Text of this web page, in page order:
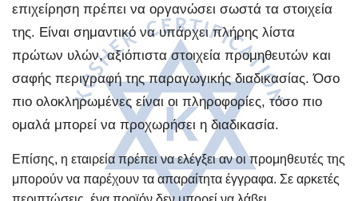
επιχείρηση πρέπει να οργανώσει σωστά τα στοιχεία
της. Είναι σημαντικό να υπάρχει πλήρης λίστα
πρώτων υλών, αξιόπιστα στοιχεία προμηθευτών και
σαφής περιγραφή της παραγωγικής διαδικασίας. Όσο
πιο ολοκληρωμένες είναι οι πληροφορίες, τόσο πιο
ομαλά μπορεί να προχωρήσει η διαδικασία.
Επίσης, η εταιρεία πρέπει να ελέγξει αν οι προμηθευτές της
μπορούν να παρέχουν τα απαραίτητα έγγραφα. Σε αρκετές